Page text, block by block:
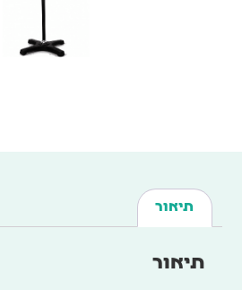
תיאור
תיאור